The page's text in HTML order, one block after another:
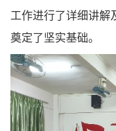
工作进行了详细讲解
奠定了坚实基础。